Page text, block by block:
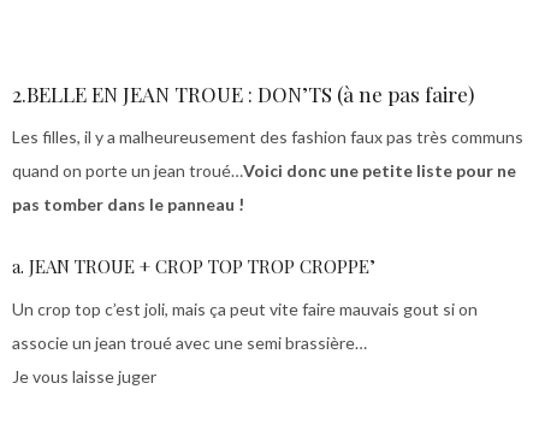
2.BELLE EN JEAN TROUE : DON’TS (à ne pas faire)
Les filles, il y a malheureusement des fashion faux pas très communs
quand on porte un jean troué…Voici donc une petite liste pour ne
pas tomber dans le panneau !
a. JEAN TROUE + CROP TOP TROP CROPPE’
Un crop top c’est joli, mais ça peut vite faire mauvais gout si on
associe un jean troué avec une semi brassière…
Je vous laisse juger